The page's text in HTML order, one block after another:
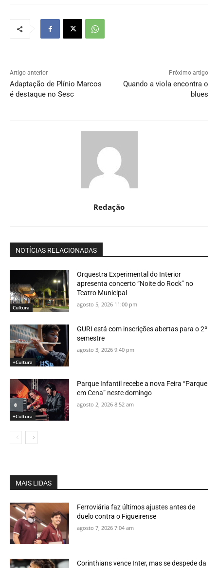
Artigo anterior
Adaptação de Plínio Marcos
é destaque no Sesc
Próximo artigo
Quando a viola encontra o
blues
Redação
NOTÍCIAS RELACIONADAS
Cultura
Orquestra Experimental do Interior
apresenta concerto “Noite do Rock” no
Teatro Municipal
agosto 5, 2026 11:00 pm
+Cultura
GURI está com inscrições abertas para o 2º
semestre
agosto 3, 2026 9:40 pm
+Cultura
Parque Infantil recebe a nova Feira “Parque
em Cena” neste domingo
agosto 2, 2026 8:52 am
MAIS LIDAS
Ferroviária faz últimos ajustes antes de
duelo contra o Figueirense
agosto 7, 2026 7:04 am
Corinthians vence Inter, mas se despede da